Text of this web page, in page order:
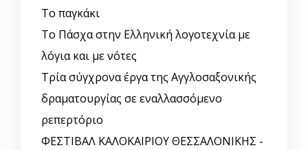
Το παγκάκι
Το Πάσχα στην Ελληνική λογοτεχνία με
λόγια και με νότες
Τρία σύγχρονα έργα της Αγγλοσαξονικής
δραματουργίας σε εναλλασσόμενο
ρεπερτόριο
ΦΕΣΤΙΒΑΛ ΚΑΛΟΚΑΙΡΙΟΥ ΘΕΣΣΑΛΟΝΙΚΗΣ -